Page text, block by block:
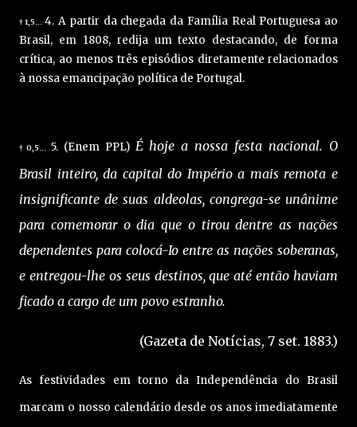
† 1,5… 4. A partir da chegada da Família Real Portuguesa ao
Brasil, em 1808, redija um texto destacando, de forma
crítica, ao menos três episódios diretamente relacionados
à nossa emancipação política de Portugal.
† 0,5… 5. (Enem PPL) É hoje a nossa festa nacional. O
Brasil inteiro, da capital do Império a mais remota e
insignificante de suas aldeolas, congrega-se unânime
para comemorar o dia que o tirou dentre as nações
dependentes para colocá-Io entre as nações soberanas,
e entregou-lhe os seus destinos, que até então haviam
ficado a cargo de um povo estranho.
(Gazeta de Notícias, 7 set. 1883.)
As festividades em torno da Independência do Brasil
marcam o nosso calendário desde os anos imediatamente